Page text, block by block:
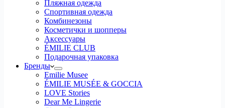
Пляжная одежда
Спортивная одежда
Комбинезоны
Косметички и шопперы
Аксессуары
ÉMILIE CLUB
Подарочная упаковка
Бренды
Emilie Musee
ÉMILIE MUSÉE & GOCCIA
LOVE Stories
Dear Me Lingerie